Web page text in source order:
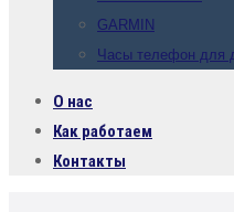
GARMIN
Часы телефон для
О нас
Как работаем
Контакты